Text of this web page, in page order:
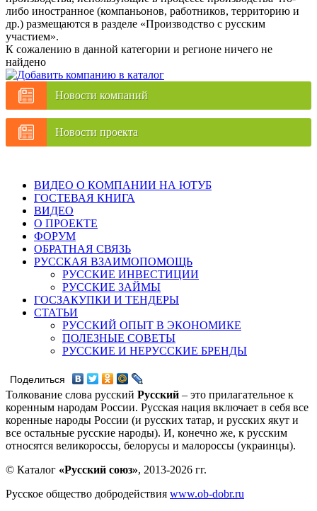
либо иностранное (компаньонов, работников, территорию и
др.) размещаются в разделе «Производство с русским
участием».
К сожалению в данной категории и регионе ничего не
найдено
Новости компаний
Новости проекта
ВИДЕО О КОМПАНИИ НА ЮТУБ
ГОСТЕВАЯ КНИГА
ВИДЕО
О ПРОЕКТЕ
ФОРУМ
ОБРАТНАЯ СВЯЗЬ
РУССКАЯ ВЗАИМОПОМОЩЬ
РУССКИЕ ИНВЕСТИЦИИ
РУССКИЕ ЗАЙМЫ
ГОСЗАКУПКИ И ТЕНДЕРЫ
СТАТЬИ
РУССКИЙ ОПЫТ В ЭКОНОМИКЕ
ПОЛЕЗНЫЕ СОВЕТЫ
РУССКИЕ И НЕРУССКИЕ БРЕНДЫ
Поделиться
Толкование слова русский Русский – это прилагательное к
коренным народам России. Русская нация включает в себя все
коренные народы России (и русских татар, и русских якут и
все остальные русские народы). И, конечно же, к русским
относятся великороссы, белорусы и малороссы (украинцы).
© Каталог «Русский союз», 2013-2026 гг.
Русское общество добродействия www.ob-dobr.ru